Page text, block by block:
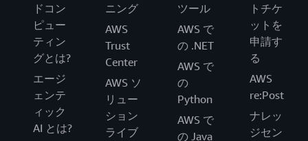
ドコン
ピュー
ティン
グとは?
エージ
ェンテ
ィック
AI とは?
ニング
AWS
Trust
Center
AWS ソ
リュー
ション
ライブ
ツール
AWS で
の .NET
AWS で
の
Python
AWS で
の Java
トチケ
ットを
申請す
る
AWS
re:Post
ナレッ
ジセン